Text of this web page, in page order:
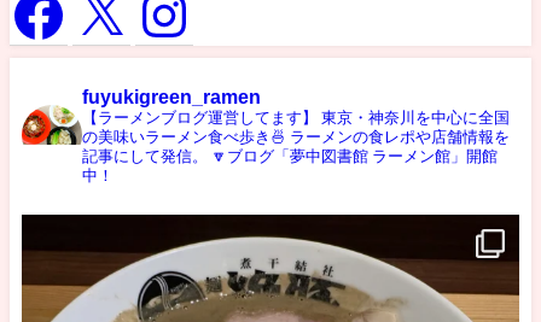
fuyukigreen_ramen
【ラーメンブログ運営してます】
東京・神奈川を中心に全国
の美味いラーメン食べ歩き🍜 ラーメンの食レポや店舗情報を
記事にして発信。
🔽ブログ「夢中図書館 ラーメン館」開館
中！